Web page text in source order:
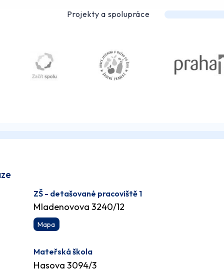
Projekty a spolupráce
ZŠ - detašované pracoviště 1
Mladenovova 3240/12
Mapa
Mateřská škola
Hasova 3094/3